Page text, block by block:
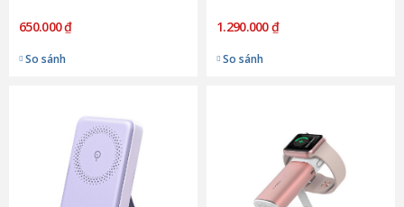
650.000 ₫
So sánh
1.290.000 ₫
So sánh